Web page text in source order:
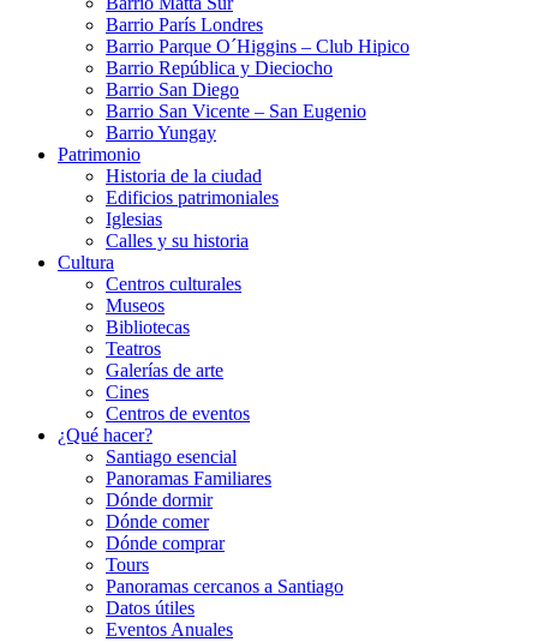
Barrio Parí­s Londres
Barrio Parque O´Higgins – Club Hipico
Barrio República y Dieciocho
Barrio San Diego
Barrio San Vicente – San Eugenio
Barrio Yungay
Patrimonio
Historia de la ciudad
Edificios patrimoniales
Iglesias
Calles y su historia
Cultura
Centros culturales
Museos
Bibliotecas
Teatros
Galerí­as de arte
Cines
Centros de eventos
¿Qué hacer?
Santiago esencial
Panoramas Familiares
Dónde dormir
Dónde comer
Dónde comprar
Tours
Panoramas cercanos a Santiago
Datos útiles
Eventos Anuales